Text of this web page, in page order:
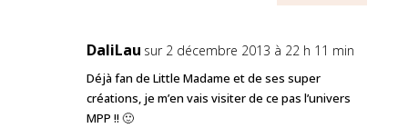
DaliLau sur 2 décembre 2013 à 22 h 11 min
Déjà fan de Little Madame et de ses super
créations, je m’en vais visiter de ce pas l’univers
MPP !! 🙂